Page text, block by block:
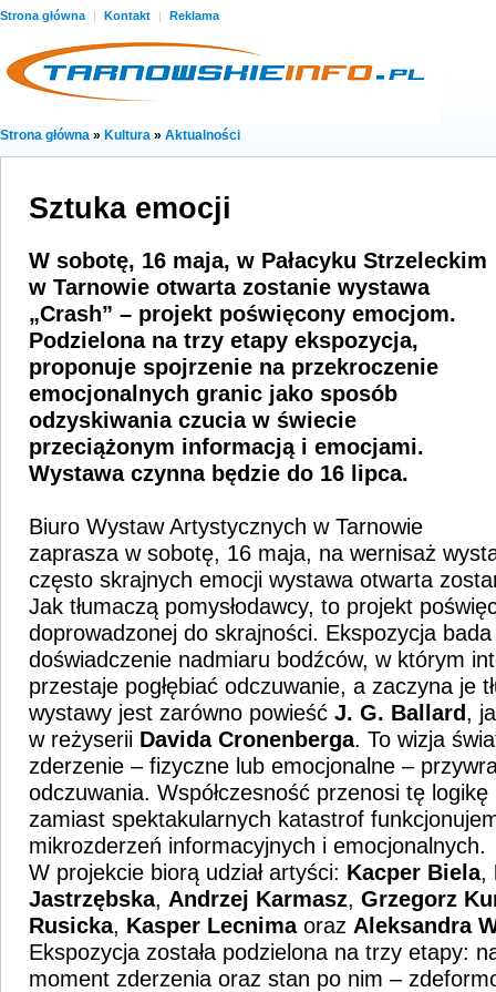
Strona główna | Kontakt | Reklama
Strona główna » Kultura » Aktualności
Sztuka emocji
W sobotę, 16 maja, w Pałacyku Strzeleckim
w Tarnowie otwarta zostanie wystawa
„Crash” – projekt poświęcony emocjom.
Podzielona na trzy etapy ekspozycja,
proponuje spojrzenie na przekroczenie
emocjonalnych granic jako sposób
odzyskiwania czucia w świecie
przeciążonym informacją i emocjami.
Wystawa czynna będzie do 16 lipca.
Biuro Wystaw Artystycznych w Tarnowie
zaprasza w sobotę, 16 maja, na wernisaż
często skrajnych emocji wystawa otwarta
Jak tłumaczą pomysłodawcy, to projekt
doprowadzonej do skrajności. Ekspozycja bada
doświadczenie nadmiaru bodźców, w którym
przestaje pogłębiać odczuwanie, a zaczyna je
wystawy jest zarówno powieść J. G. Ballard,
w reżyserii Davida Cronenberga. To wizja
zderzenie – fizyczne lub emocjonalne –
odczuwania. Współczesność przenosi tę
zamiast spektakularnych katastrof
mikrozderzeń informacyjnych i emocjonalnych.
W projekcie biorą udział artyści: Kacper Biela,
Jastrzębska, Andrzej Karmasz, Grzegorz
Rusicka, Kasper Lecnimaoraz Aleksandra
Ekspozycja została podzielona na trzy etapy:
moment zderzenia oraz stan po nim –